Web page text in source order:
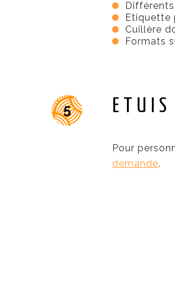
Etiquette
Cuillère
Formats
ETUIS
Pour
demande.